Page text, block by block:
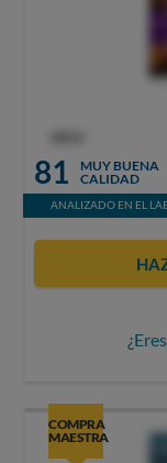
81
MUY BUENA
CALIDAD
ANALIZADO EN EL
COMPRA
MAESTRA